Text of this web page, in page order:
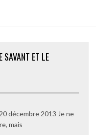
SAVANT ET LE
décembre 2013 Je ne
mais